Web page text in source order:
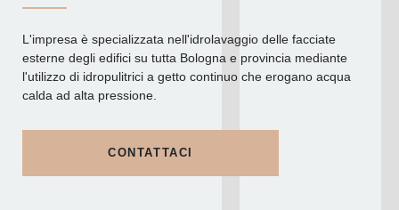
L'impresa è specializzata nell'idrolavaggio delle facciate
esterne degli edifici su tutta Bologna e provincia mediante
l'utilizzo di idropulitrici a getto continuo che erogano acqua
calda ad alta pressione.
CONTATTACI